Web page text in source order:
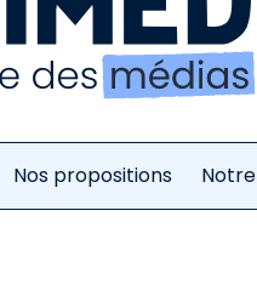
Nos propositions